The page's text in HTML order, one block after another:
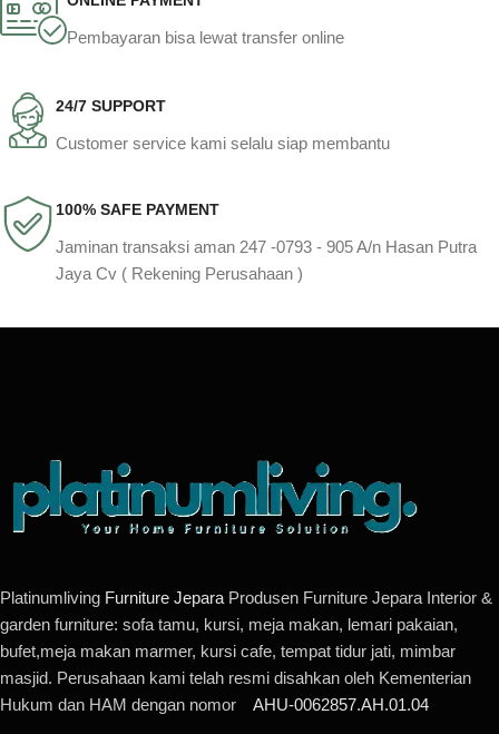
Pembayaran bisa lewat transfer online
24/7 SUPPORT
Customer service kami selalu siap membantu
100% SAFE PAYMENT
Jaminan transaksi aman 247 -0793 - 905 A/n Hasan Putra
Jaya Cv ( Rekening Perusahaan )
Platinumliving Furniture Jepara Produsen Furniture Jepara Interior &
garden furniture: sofa tamu, kursi, meja makan, lemari pakaian,
bufet,meja makan marmer, kursi cafe, tempat tidur jati, mimbar
masjid. Perusahaan kami telah resmi disahkan oleh Kementerian
Hukum dan HAM dengan nomor AHU-0062857.AH.01.04